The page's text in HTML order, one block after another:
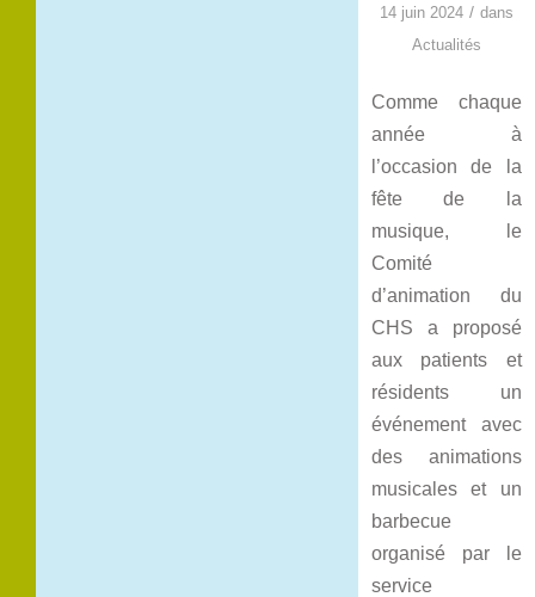
14 juin 2024 / dans
Actualités
Comme chaque
année à
l’occasion de la
fête de la
musique, le
Comité
d’animation du
CHS a proposé
aux patients et
résidents un
événement avec
des animations
musicales et un
barbecue
organisé par le
service